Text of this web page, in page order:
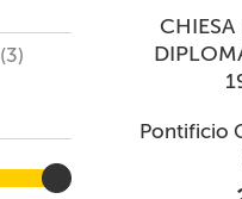
(3)
Pontificio